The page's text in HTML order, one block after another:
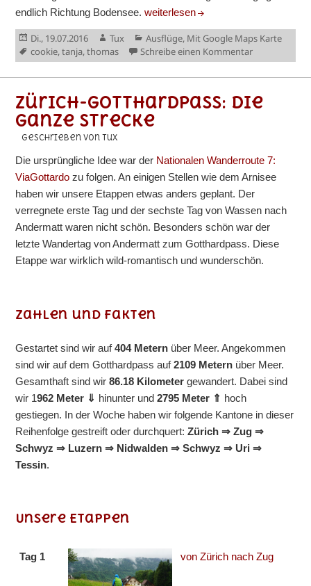
endlich Richtung Bodensee.Bodenseewanderung
weiterlesen
Veröffentlicht
am
Di., 19.07.2016 Autor
Tux Kategorien
Ausflüge, Mit Google Maps Karte
Schlagwörter
cookie,tanja,thomas Schreibe einen Kommentarzu
Zürich-Gotthardpass: Die
ganze Strecke
geschrieben von Tux
Die ursprüngliche Idee war der Nationalen Wanderroute 7:
ViaGottardo zu folgen. An einigen Stellen wie dem Arnisee
haben wir unsere Etappen etwas anders geplant. Der
verregnete erste Tag und der sechste Tag von Wassen nach
Andermatt waren nicht schön. Besonders schön war der
letzte Wandertag von Andermatt zum Gotthardpass. Diese
Etappe war wirklich wild-romantisch und wunderschön.
Zahlen und Fakten
Gestartet sind wir auf404 Metern über Meer. Angekommen
sind wir auf dem Gotthardpass auf2109 Metern über Meer.
Gesamthaft sind wir86.18 Kilometer gewandert. Dabei sind
wir 1962 Meter ⇓ hinunter und2795 Meter ⇑ hoch
gestiegen. In der Woche haben wir folgende Kantone in dieser
Reihenfolge gestreift oder durchquert:Zürich ⇒ Zug ⇒
Schwyz ⇒ Luzern ⇒ Nidwalden ⇒ Schwyz ⇒ Uri ⇒
Tessin.
Unsere Etappen
Tag 1 von Zürich nach Zug